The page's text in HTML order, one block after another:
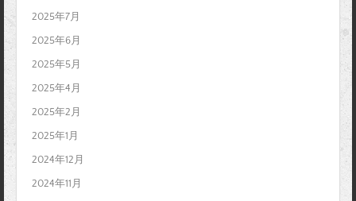
2025年7月
2025年6月
2025年5月
2025年4月
2025年2月
2025年1月
2024年12月
2024年11月